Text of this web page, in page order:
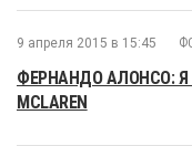
9 апреля 2015 в 15:45
ФЕРНАНДО АЛОНСО: Я
MCLAREN